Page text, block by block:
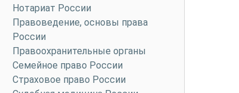
Нотариат России
Правоведение, основы права
России
Правоохранительные органы
Семейное право России
Страховое право России